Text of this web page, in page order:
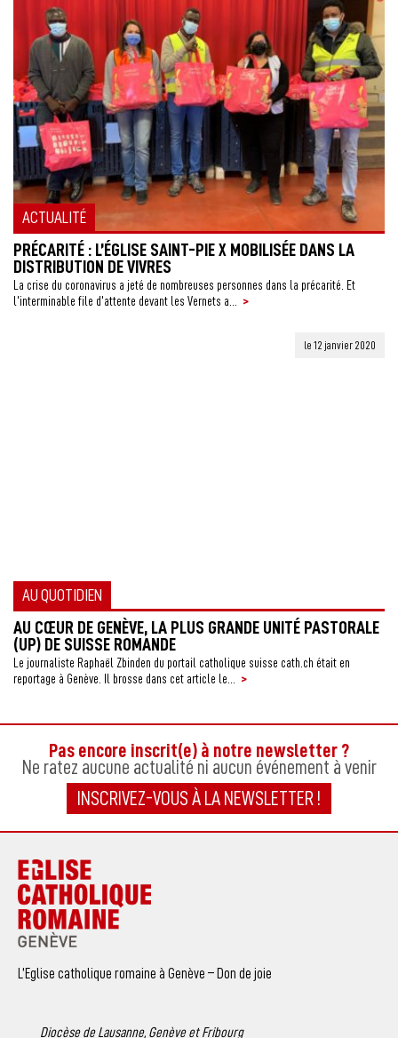
ACTUALITÉ
PRÉCARITÉ : L’ÉGLISE SAINT-PIE X MOBILISÉE DANS LA
DISTRIBUTION DE VIVRES
La crise du coronavirus a jeté de nombreuses personnes dans la précarité. Et
l’interminable file d’attente devant les Vernets a...
>
AU QUOTIDIEN
le 12 janvier 2020
AU CŒUR DE GENÈVE, LA PLUS GRANDE UNITÉ PASTORALE
(UP) DE SUISSE ROMANDE
Le journaliste Raphaël Zbinden du portail catholique suisse cath.ch était en
reportage à Genève. Il brosse dans cet article le...
>
Pas encore inscrit(e) à notre newsletter ?
Ne ratez aucune actualité ni aucun événement à venir
INSCRIVEZ-VOUS À LA NEWSLETTER !
L’Eglise catholique romaine à Genève – Don de joie
Diocèse de Lausanne, Genève et Fribourg